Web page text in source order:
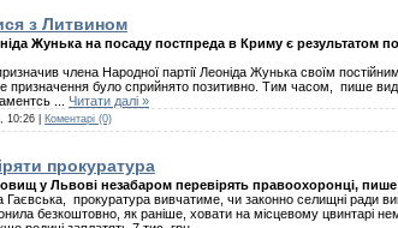
з Литвином
Жунька на посаду постпреда в Криму є результатом
члена Народної партії Леоніда Жунька своїм
призначення було сприйнято позитивно. Тим часом, пише
Читати далі »
10:26 Коментарі (0)
прокуратура
у Львові незабаром перевірять правоохоронці,
Гаєвська, прокуратура вивчатиме, чи законно селищні ради
безкоштовно, як раніше, ховати на місцевому цвинтарі